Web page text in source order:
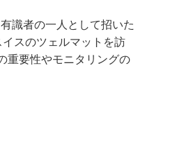
識者の一人として招いた
スのツェルマットを訪
重要性やモニタリングの